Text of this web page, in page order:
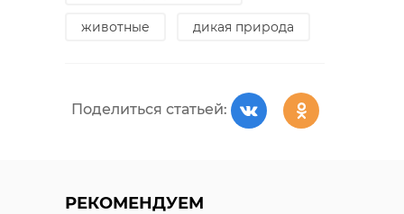
животные дикая природа
Поделиться статьей:
РЕКОМЕНДУЕМ